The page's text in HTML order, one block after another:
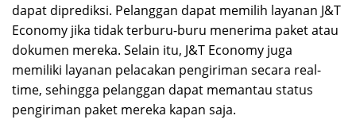
dapat diprediksi. Pelanggan dapat memilih layanan J&T
Economy jika tidak terburu-buru menerima paket atau
dokumen mereka. Selain itu, J&T Economy juga
memiliki layanan pelacakan pengiriman secara real-
time, sehingga pelanggan dapat memantau status
pengiriman paket mereka kapan saja.